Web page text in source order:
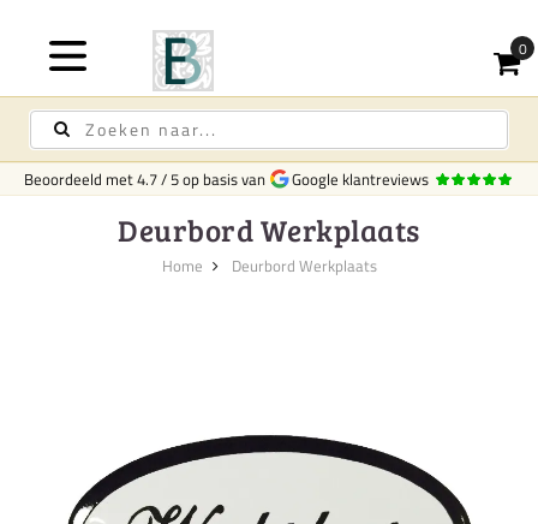
Beoordeeld met4.7/5op basis van Google klantreviews
Deurbord Werkplaats
Home Deurbord Werkplaats